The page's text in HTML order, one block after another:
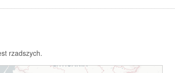
rzadszych.